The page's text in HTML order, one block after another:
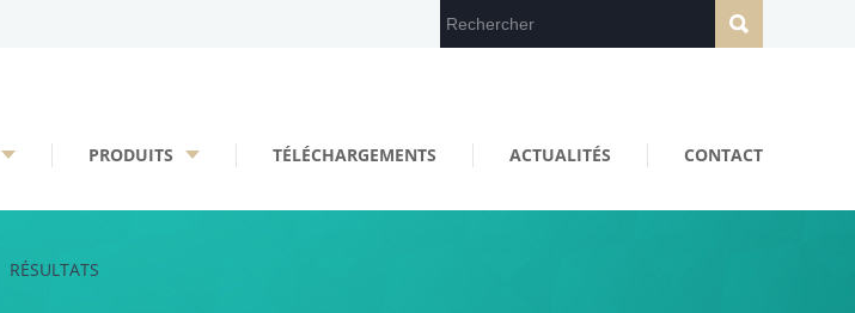
PRODUITS TÉLÉCHARGEMENTS ACTUALITÉS CONTACT
RÉSULTATS